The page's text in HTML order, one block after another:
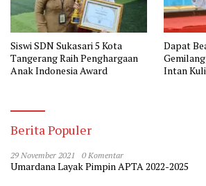
Siswi SDN Sukasari 5 Kota
Tangerang Raih Penghargaan
Anak Indonesia Award
Dapat
Intan
Berita Populer
29 November 2021 0 Komentar
Umardana Layak Pimpin APTA 2022-2025